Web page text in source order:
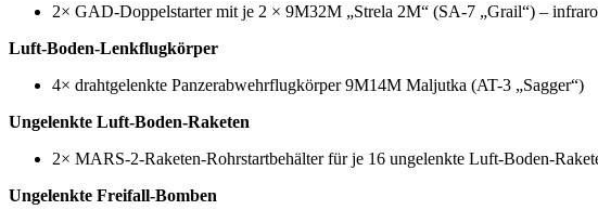
2× GAD-Doppelstarter mit je 2 × 9M32M „Strela 2M“ (SA-7 „Grail“) –
Luft-Boden-Lenkflugkörper
4× drahtgelenkte Panzerabwehrflugkörper 9M14M Maljutka (AT-3 „Sagger“)
Ungelenkte Luft-Boden-Raketen
2× MARS-2-Raketen-Rohrstartbehälter für je 16 ungelenkte Luft-Boden-
Ungelenkte Freifall-Bomben